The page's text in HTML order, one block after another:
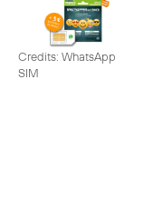
Credits: WhatsApp
SIM